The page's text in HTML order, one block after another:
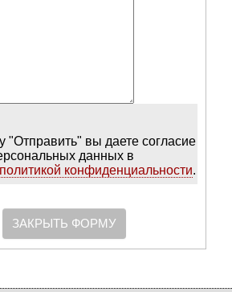
"Отправить" вы даете согласие
данных в
политикой конфиденциальности.
ЗАКРЫТЬ ФОРМУ